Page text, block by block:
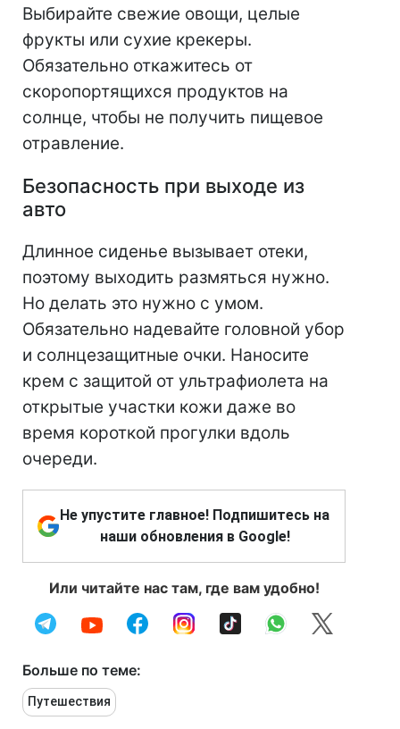
Выбирайте свежие овощи, целые
фрукты или сухие крекеры.
Обязательно откажитесь от
скоропортящихся продуктов на
солнце, чтобы не получить пищевое
отравление.
Безопасность при выходе из
авто
Длинное сиденье вызывает отеки,
поэтому выходить размяться нужно.
Но делать это нужно с умом.
Обязательно надевайте головной убор
и солнцезащитные очки. Наносите
крем с защитой от ультрафиолета на
открытые участки кожи даже во
время короткой прогулки вдоль
очереди.
Не упустите главное! Подпишитесь на
наши обновления в Google!
Или читайте нас там, где вам удобно!
Больше по теме:
Путешествия